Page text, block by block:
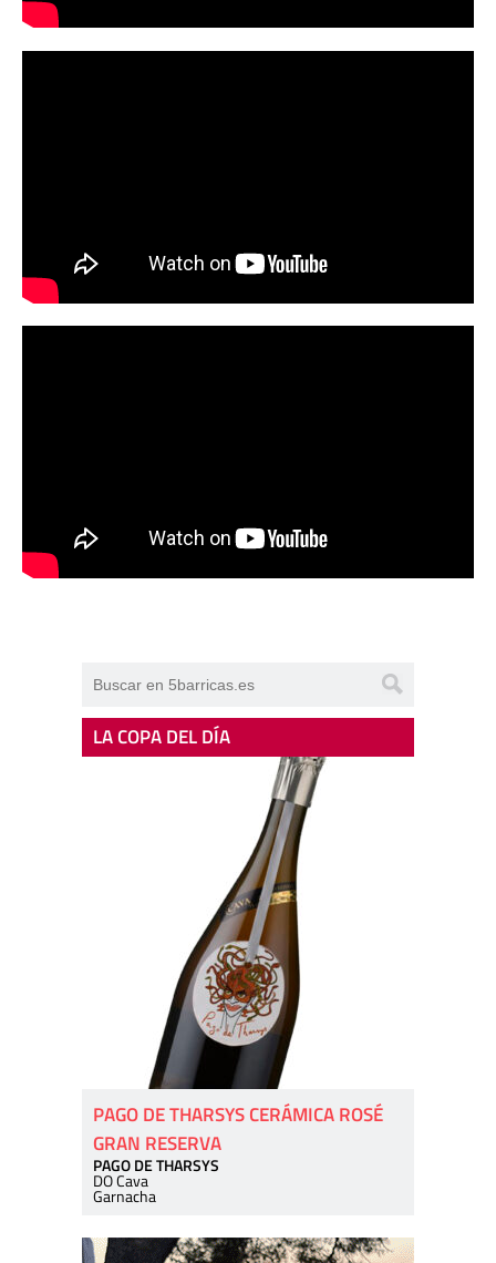
LA COPA DEL DÍA
PAGO DE THARSYS CERÁMICA ROSÉ
GRAN RESERVA
PAGO DE THARSYS
DO Cava
Garnacha